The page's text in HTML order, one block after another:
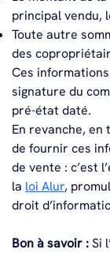
principal vendu,
Toute autre
des
Ces
signature du
pré-état daté.
En revanche, en
de fournir ces
de vente : c’est
la loi Alur,
droit
Bon à savoir :Si